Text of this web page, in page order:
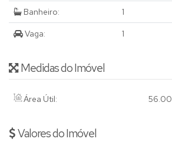
Banheiro: 1
Vaga: 1
Medidas do Imóvel
Área Útil: 56.00
Valores do Imóvel